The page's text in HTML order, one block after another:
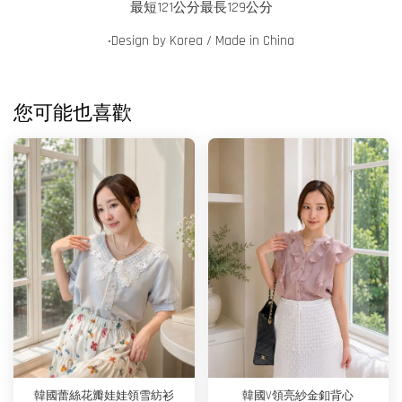
最短121公分最長129公分
‧Design by Korea / Made in China
您可能也喜歡
韓國蕾絲花瓣娃娃領雪紡衫 韓國V領亮紗金釦背心